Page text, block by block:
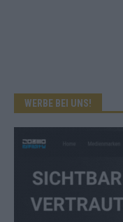
WERBE BEI UNS!